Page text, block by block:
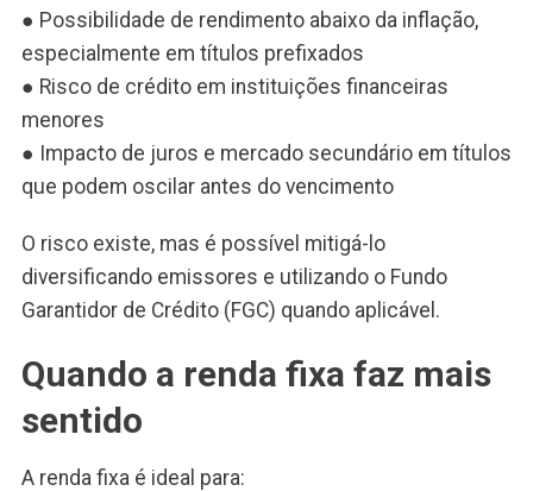
● Possibilidade de rendimento abaixo da inflação,
especialmente em títulos prefixados
● Risco de crédito em instituições financeiras
menores
● Impacto de juros e mercado secundário em títulos
que podem oscilar antes do vencimento
O risco existe, mas é possível mitigá-lo
diversificando emissores e utilizando o Fundo
Garantidor de Crédito (FGC) quando aplicável.
Quando a renda fixa faz mais
sentido
A renda fixa é ideal para: